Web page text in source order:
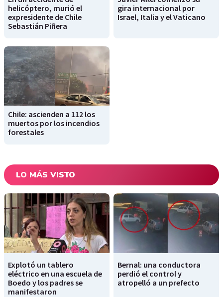
helicóptero, murió el
expresidente de Chile
Sebastián Piñera
gira internacional por
Israel, Italia y el Vaticano
Chile: ascienden a 112 los
muertos por los incendios
forestales
LO MÁS VISTO
Explotó un tablero
eléctrico en una escuela de
Boedo y los padres se
manifestaron
Bernal: una conductora
perdió el control y
atropelló a un prefecto